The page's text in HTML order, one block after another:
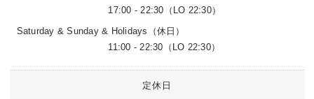
17:00 - 22:30（LO 22:30）
Saturday & Sunday & Holidays（休日）
11:00 - 22:30（LO 22:30）
定休日